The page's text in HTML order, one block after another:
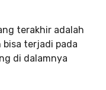
terakhir adalah
bisa terjadi pada
di dalamnya